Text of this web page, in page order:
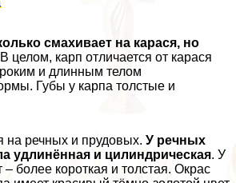
смахивает на карася, но
целом, карп отличается от карася
и длинным телом
Губы у карпа толстые и
на речных и прудовых. У речных
удлинённая и цилиндрическая. У
более короткая и толстая. Окрас